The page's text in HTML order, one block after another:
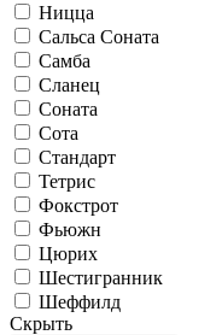
Ницца
Сальса Соната
Самба
Сланец
Соната
Сота
Стандарт
Тетрис
Фокстрот
Фьюжн
Цюрих
Шестигранник
Шеффилд
Скрыть